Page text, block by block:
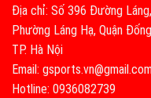
Địa chỉ: Số 396 Đường Láng,
Phường Láng Hạ, Quận
TP. Hà Nội
Email:
Hotline: 0936082739